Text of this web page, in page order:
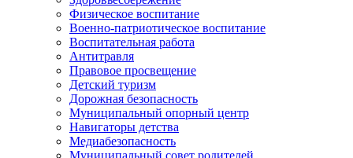
Физическое воспитание
Военно-патриотическое воспитание
Воспитательная работа
Антитравля
Правовое просвещение
Детский туризм
Дорожная безопасность
Муниципальный опорный центр
Навигаторы детства
Медиабезопасность
Мyниципальный совет родителей